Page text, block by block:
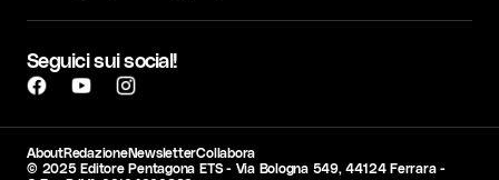
Seguici sui social!
AboutRedazioneNewsletterCollabora
© 2025 Editore Pentagona ETS - Via Bologna 549, 44124 Ferrara -